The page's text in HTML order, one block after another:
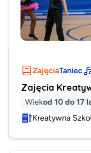
ZajęciaTaniec
Zajęcia
Wiekod 10 do 17
Kreatywna